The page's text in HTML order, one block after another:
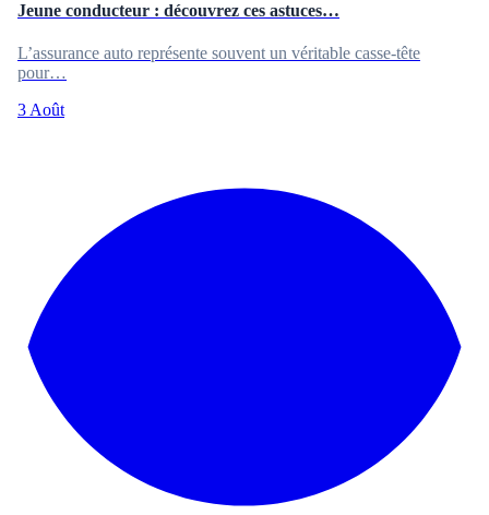
Jeune conducteur : découvrez ces astuces…
L’assurance auto représente souvent un véritable casse-tête
pour…
3 Août